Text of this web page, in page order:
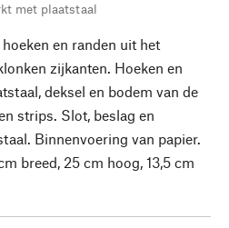
met plaatstaal
en randen uit het
zijkanten. Hoeken en
deksel en bodem van de
strips. Slot, beslag en
Binnenvoering van papier.
breed, 25 cm hoog, 13,5 cm